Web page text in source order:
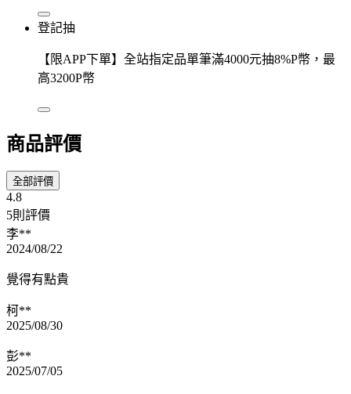
登記抽
【限APP下單】全站指定品單筆滿4000元抽8%P幣，最
高3200P幣
商品評價
全部評價
4.8
5則評價
李**
2024/08/22
覺得有點貴
柯**
2025/08/30
彭**
2025/07/05